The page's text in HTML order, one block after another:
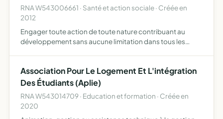
RNA W543006661 · Santé et action sociale · Créée en
2012
Engager toute action de toute nature contribuant au
développement sans aucune limitation dans tous les
favoriser le d…
Association Pour Le Logement Et L'intégration
Des Étudiants (Aplie)
RNA W543014709 · Education et formation · Créée en
2020